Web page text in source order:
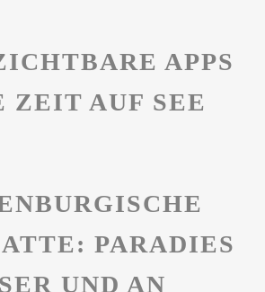
APPS
ZEIT AUF SEE
PARADIES
UND AN